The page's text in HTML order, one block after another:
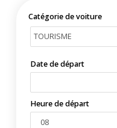
Catégorie de voiture
Date de départ
Heure de départ